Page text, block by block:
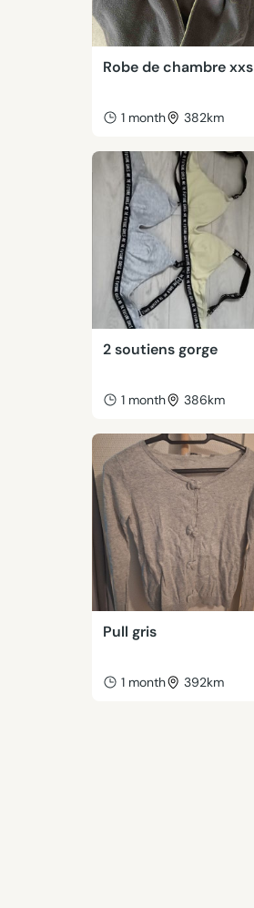
Robe de chambre xxs
1 month 382km
2 soutiens gorge
1 month 386km
Pull gris
1 month 392km